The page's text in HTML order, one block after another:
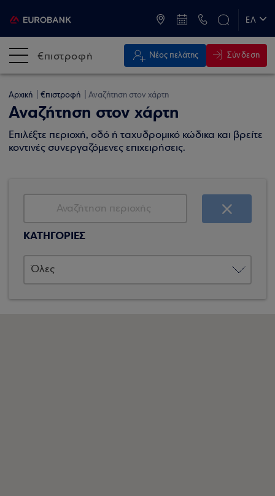
ΕΛ
€πιστροφή Νέος πελάτης Σύνδεση
Αρχική €πιστροφή Αναζήτηση στον χάρτη
Αναζήτηση στον χάρτη
Επιλέξτε περιοχή, οδό ή ταχυδρομικό κώδικα και βρείτε
κοντινές συνεργαζόμενες επιχειρήσεις.
ΚΑΤΗΓΟΡΙΕΣ